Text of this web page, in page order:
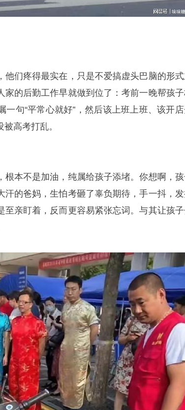
他们疼得最实在，只是不爱搞虚头巴脑的形
家的后勤工作早就做到位了：考前一晚帮孩
句“平常心就好”，然后该上班上班、该开
高考打乱。
根本不是加油，纯属给孩子添堵。你想啊，
汗的爸妈，生怕考砸了辜负期待，手一抖，
至亲盯着，反而更容易紧张忘词。与其让孩